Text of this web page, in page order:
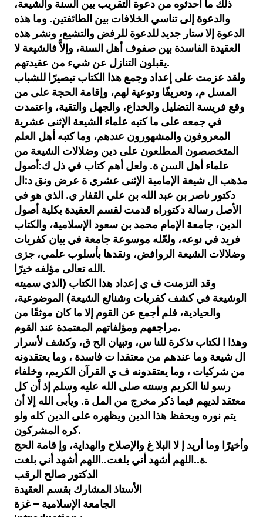
ذلك ما أحدثوه من دعوة التقريب بين السنة والشيعة،
والدعوة إلى تناسي الخلافات بين الطائفتين. وما هذه
الدعوة إلا ستار جديد للدعوة للرفض والتشيع، ونشر هذه
العقيدة الفاسدة بين صفوف أهل السنة، وإلاَّ فالشيعة لا
يقبلون التنازل عن شيء من عقيدتهم.
ولقد عزمت على إعداد وجمع هذا الكتاب تبصيرًا للشباب
المسل م، وتعريفًا وتوعية لهم، وإقامة الحجة على من
وقع فريسة التضليل والخداع، والجهل والتقية، واعتمدت
في جمعه على ما كتبه علماء الشيعة الإثنى عشرية
المعروفون والمشهورون عندهم، وما كتبه أهل العلم
المتخصصون المطلعون على دين وضلالات الشيعة من
علماء أهل السن ة. ولعل أهم كتاب في ذل ك:أصول
مذهب ال شيعة الإمامية الإثنى عشري ة عرض ونق د:ال
دكتور ناصر بن عبد الله بن علي القفار ي. الذي هو في
الأصل رسالة دكتوراه قدمت لقسم العقيدة بكلية أصول
الدين، جامعة الإمام محمد بن سعود الإسلامية، والكتاب
فريد في نوعه، ولعّله موسوعة جامعة في بيان كفريات
وضلالات الشيعة الروافض، ونقدها بأسلوب علمي، جزى
الله تعالى مؤلفه خيرًا.
وقد التزمنت ف ي إعداد هذا الكتاب (الذي سميته
الوشيعة في كشف كفريات وشنائع الشيعة) الموضوعية،
والحيادية، فلم أجمع عن القوم إلا ما كان موثقًا من
مراجعهم ومؤلفاتهم المعتمدة عند القوم.
وهذا ا لكتاب تذكرة للنا س، وتبيان الح ق، وكشف لأسرار
ال شيعة وما عندهم من معتقدا ت فاسدة ، وما يعتقدونه
من شركيات ، وما يعتقدونه ف ي القرآن الكريم، وخلفاء
رسو لنا الكريم وسنته صلى الله عليه وسلم إذ أن كل
معتقد لديهم فيما ذكر مخرج من المل ة. ويأبى الله إلا أن
يتم نوره ويحفظ هذا الدين ويظهره على الدين كله ولو
كره المشركون.
وأخيرًا وما أريد إ لا البلا غ والإصلاح والهداية، وإ قامة الحج
ة..اللهم أشهد أني بلغت..اللهم أشهد أني بلغت.
الدكتور صالح الرقب
الأستاذ المشارك بقسم العقيدة
الجامعة الإسلامية – غزة